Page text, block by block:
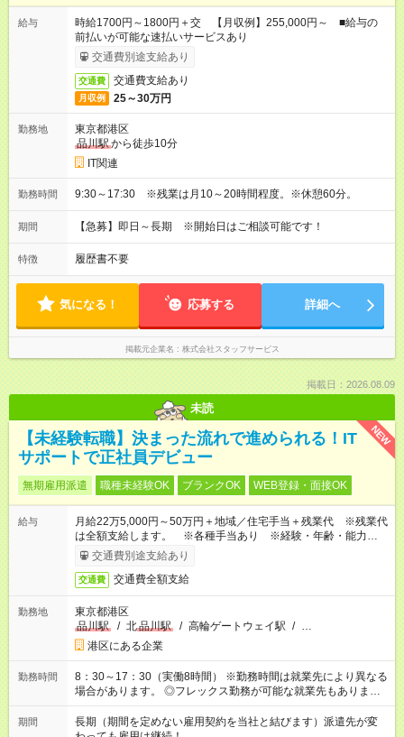
給与
時給1700円～1800円＋交 【月収例】255,000円～ ■給与の
前払いが可能な速払いサービスあり
交通費別途支給あり
交通費 交通費支給あり
月収例 25～30万円
勤務地
東京都港区
品川駅から徒歩10分
IT関連
勤務時間 9:30～17:30 ※残業は月10～20時間程度。※休憩60分。
期間 【急募】即日～長期 ※開始日はご相談可能です！
特徴 履歴書不要
気になる！ 応募する 詳細へ
掲載元企業名 株式会社スタッフサービス
掲載日：2026.08.09
未読
NEW
【未経験転職】決まった流れで進められる！IT
サポートで正社員デビュー
無期雇用派遣 職種未経験OK ブランクOK WEB登録・面接OK
給与
月給22万5,000円～50万円＋地域／住宅手当＋残業代 ※残業代
は全額支給します。 ※各種手当あり ※経験・年齢・能力等を
考慮して加給・優遇します。
交通費別途支給あり
交通費 交通費全額支給
勤務地
東京都港区
品川駅
/ 北品川駅 / 高輪ゲートウェイ駅 / …
港区にある企業
勤務時間
8：30～17：30（実働8時間） ※勤務時間は就業先により異なる
場合があります。 ◎フレックス勤務が可能な就業先もありま
す。 ◎今よりもさらに働きやすい環境をつくるべく、 働き方
改革に全社をあげて取り組んでいます。
期間
長期（期間を定めない雇用契約を当社と結びます）派遣先が変